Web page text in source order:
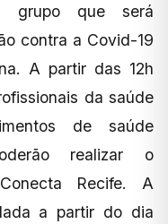
grupo que será
contra a Covid-19
A partir das 12h
da saúde
de saúde
realizar o
Recife. A
a partir do dia